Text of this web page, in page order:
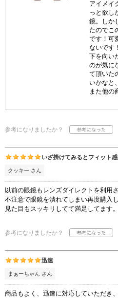
アイメイ
っと欲し
鏡。しか
たのでこ
です！可
ないです！
下を向い
のが気に
て頂いた
いかなと
また他の
参考になりましたか？
いざ掛けてみるとフィット
クッキー さん
以前の眼鏡もレンズダイレクトを利用
不注意で眼鏡を潰れてしまい再度購入し
見た目もスッキリしてて満足してます。
参考になりましたか？
迅速
まぁーちゃん さん
商品もよく、迅速に対応していただき